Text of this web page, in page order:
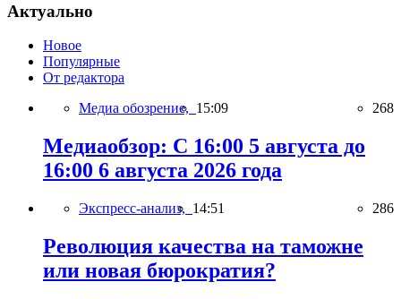
Актуально
Новое
Популярные
От редактора
Медиа обозрение, 15:09 268
Медиаобзор: С 16:00 5 августа до
16:00 6 августа 2026 года
Экспресс-анализ, 14:51 286
Революция качества на таможне
или новая бюрократия?